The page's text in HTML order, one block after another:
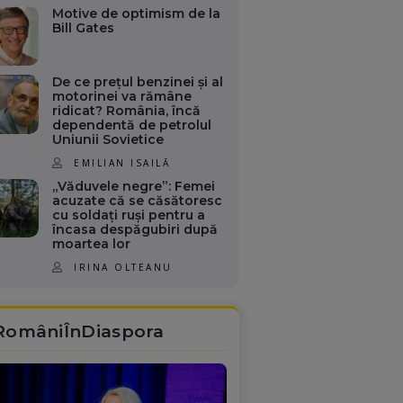
Motive de optimism de la
Bill Gates
De ce prețul benzinei și al
motorinei va rămâne
ridicat? România, încă
dependentă de petrolul
Uniunii Sovietice
EMILIAN ISAILĂ
„Văduvele negre”: Femei
acuzate că se căsătoresc
cu soldați ruși pentru a
încasa despăgubiri după
moartea lor
IRINA OLTEANU